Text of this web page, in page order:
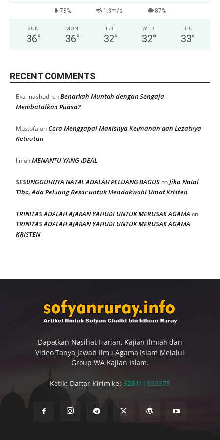
78% 1.3m/s 87%
SUN
36°
MON
36°
TUE
32°
WED
32°
THU
33°
RECENT COMMENTS
Eka mashudi onBenarkah Muntah dengan Sengaja
Membatalkan Puasa?
Mustofa onCara Menggapai Manisnya Keimanan dan Lezatnya
Ketaatan
IinonMENANTU YANG IDEAL
SESUNGGUHNYA NATAL ADALAH PELUANG BAGUSonJika Natal
Tiba, Ada Peluang Besar untuk Mendakwahi Umat Kristen
TRINITAS ADALAH AJARAN YAHUDI UNTUK MERUSAK AGAMA on
TRINITAS ADALAH AJARAN YAHUDI UNTUK MERUSAK AGAMA
KRISTEN
Dapatkan Nasihat Harian, Kajian Ilmiah dan
Video Tanya Jawab Ilmu Agama Islam Melalui
Group WA Kajian Islam.
Ketik: Daftar Kirim ke: 628111833375